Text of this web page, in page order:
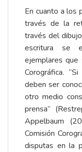
En cuanto a los
través de la
través del
escritura se
ejemplares que
Corográfica.
deben ser
otro medio
prensa”
Appelbaum
Comisión
disputas en la